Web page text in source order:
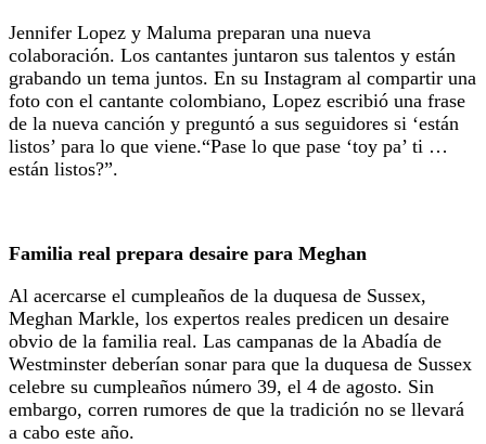
Jennifer Lopez y Maluma preparan una nueva
colaboración. Los cantantes juntaron sus talentos y están
grabando un tema juntos. En su Instagram al compartir una
foto con el cantante colombiano, Lopez escribió una frase
de la nueva canción y preguntó a sus seguidores si ‘están
listos’ para lo que viene.“Pase lo que pase ‘toy pa’ ti …
están listos?”.
Familia real prepara desaire para Meghan
Al acercarse el cumpleaños de la duquesa de Sussex,
Meghan Markle, los expertos reales predicen un desaire
obvio de la familia real. Las campanas de la Abadía de
Westminster deberían sonar para que la duquesa de Sussex
celebre su cumpleaños número 39, el 4 de agosto. Sin
embargo, corren rumores de que la tradición no se llevará
a cabo este año.